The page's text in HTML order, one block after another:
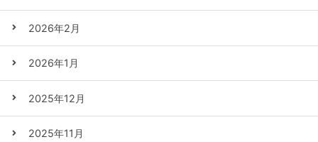
2026年2月
2026年1月
2025年12月
2025年11月